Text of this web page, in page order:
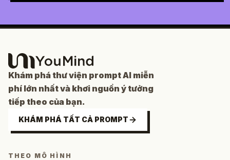
Khám phá thư viện prompt AI miễn
phí lớn nhất và khơi nguồn ý tưởng
tiếp theo của bạn.
KHÁM PHÁ TẤT CẢ PROMPT
THEO MÔ HÌNH